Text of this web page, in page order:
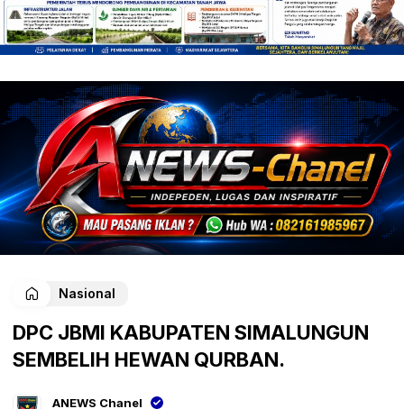
Nasional
DPC JBMI KABUPATEN SIMALUNGUN
SEMBELIH HEWAN QURBAN.
ANEWS Chanel